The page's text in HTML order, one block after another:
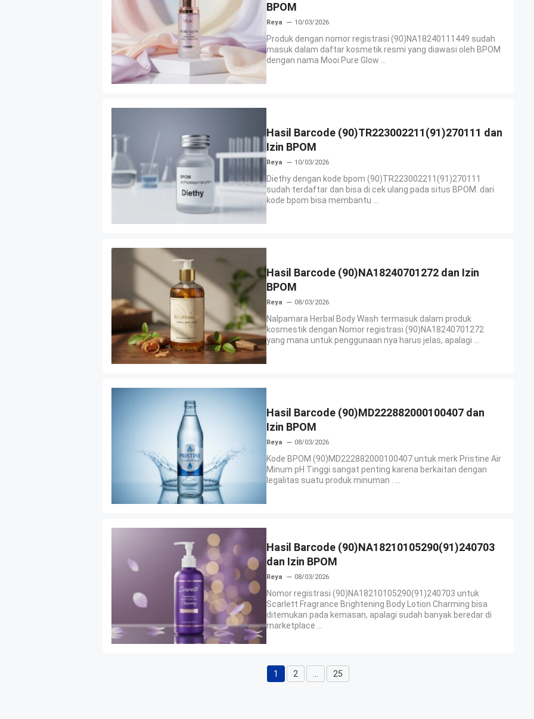
BPOM
Reya 10/03/2026
Produk dengan nomor registrasi (90)NA18240111449 sudah
masuk dalam daftar kosmetik resmi yang diawasi oleh BPOM
dengan nama Mooi Pure Glow ...
Hasil Barcode (90)TR223002211(91)270111 dan
Izin BPOM
Reya 10/03/2026
Diethy dengan kode bpom (90)TR223002211(91)270111
sudah terdaftar dan bisa di cek ulang pada situs BPOM. dari
kode bpom bisa membantu ...
Hasil Barcode (90)NA18240701272 dan Izin
BPOM
Reya 08/03/2026
Nalpamara Herbal Body Wash termasuk dalam produk
kosmestik dengan Nomor registrasi (90)NA18240701272
yang mana untuk penggunaan nya harus jelas, apalagi ...
Hasil Barcode (90)MD222882000100407 dan
Izin BPOM
Reya 08/03/2026
Kode BPOM (90)MD222882000100407 untuk merk Pristine Air
Minum pH Tinggi sangat penting karena berkaitan dengan
legalitas suatu produk minuman . ...
Hasil Barcode (90)NA18210105290(91)240703
dan Izin BPOM
Reya 08/03/2026
Nomor registrasi (90)NA18210105290(91)240703 untuk
Scarlett Fragrance Brightening Body Lotion Charming bisa
ditemukan pada kemasan, apalagi sudah banyak beredar di
marketplace ...
Halaman
1 Halaman
2 Halaman
25